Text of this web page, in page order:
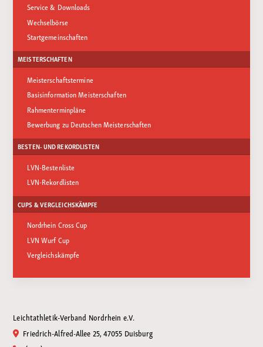
Service & Downloads
Wechselbörse
Startgemeinschaften
MEISTERSCHAFTEN
Meisterschaftstermine
Basisinformation Meisterschaften
Rahmenterminpläne
Bewerbung zu Deutschen Meisterschaften
BESTEN- UND REKORDLISTEN
LVN-Bestenliste
LVN-Rekordlisten
CUPS & VERGLEICHSKÄMPFE
Nordrhein Cross Cup
LVN Wurf Cup
Vergleichskämpfe
Leichtathletik-Verband Nordrhein e.V.
Friedrich-Alfred-Allee 25, 47055 Duisburg